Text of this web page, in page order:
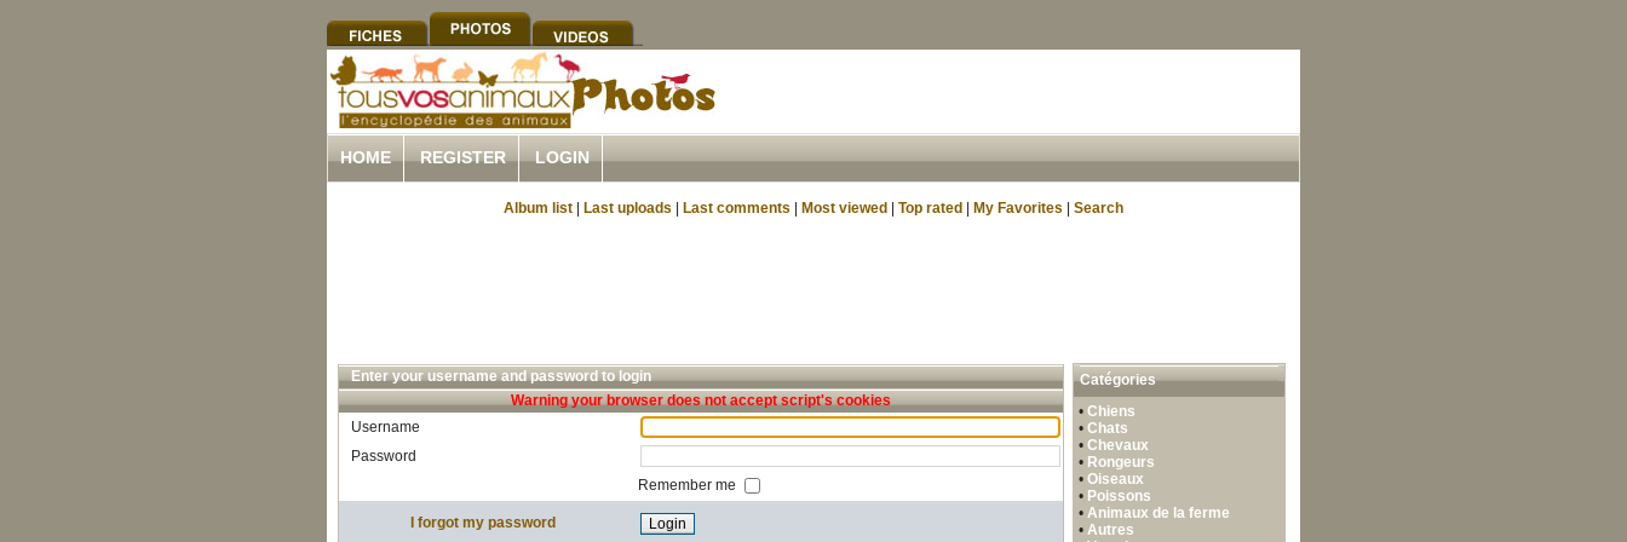
HOME REGISTER LOGIN
Album list Last uploads Last comments Most viewed Top rated My Favorites Search
Enter your username and password to login
Warning your browser does not accept script's cookies
Username
Password
Remember me
I forgot my password
Catégories
•Chiens
•Chats
•Chevaux
• Rongeurs
•Oiseaux
• Poissons
• Animaux de la ferme
• Autres